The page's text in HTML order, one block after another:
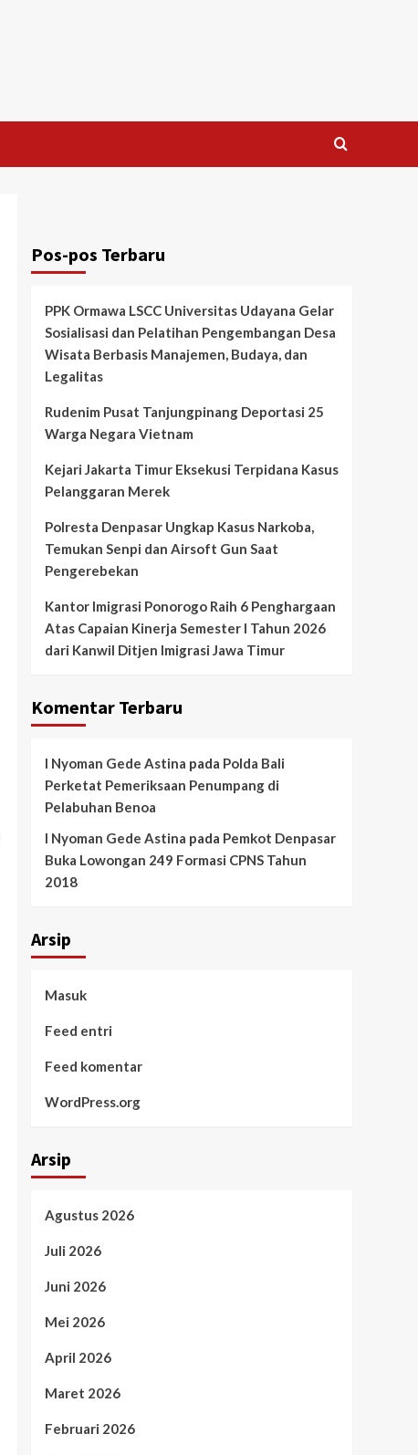
Pos-pos Terbaru
PPK Ormawa LSCC Universitas Udayana Gelar
Sosialisasi dan Pelatihan Pengembangan Desa
Wisata Berbasis Manajemen, Budaya, dan
Legalitas
Rudenim Pusat Tanjungpinang Deportasi 25
Warga Negara Vietnam
Kejari Jakarta Timur Eksekusi Terpidana Kasus
Pelanggaran Merek
Polresta Denpasar Ungkap Kasus Narkoba,
Temukan Senpi dan Airsoft Gun Saat
Pengerebekan
Kantor Imigrasi Ponorogo Raih 6 Penghargaan
Atas Capaian Kinerja Semester I Tahun 2026
dari Kanwil Ditjen Imigrasi Jawa Timur
Komentar Terbaru
I Nyoman Gede Astina pada Polda Bali
Perketat Pemeriksaan Penumpang di
Pelabuhan Benoa
I Nyoman Gede Astina pada Pemkot Denpasar
Buka Lowongan 249 Formasi CPNS Tahun
2018
Arsip
Masuk
Feed entri
Feed komentar
WordPress.org
Arsip
Agustus 2026
Juli 2026
Juni 2026
Mei 2026
April 2026
Maret 2026
Februari 2026